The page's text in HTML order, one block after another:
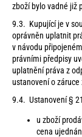
zboží bylo vadné již
9.3. Kupující je v
oprávněn uplatnit
v návodu
právními předpisy
uplatnění práva z
ustanovení o záruce
9.4. Ustanovení §
u zboží
cena